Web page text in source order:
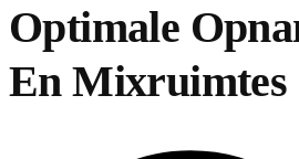
Optimale
En Mixruimtes